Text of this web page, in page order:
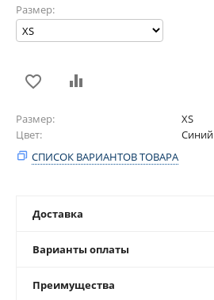
Размер:
Размер
XS
Цвет
Синий
СПИСОК ВАРИАНТОВ ТОВАРА
Доставка
Варианты оплаты
Преимущества